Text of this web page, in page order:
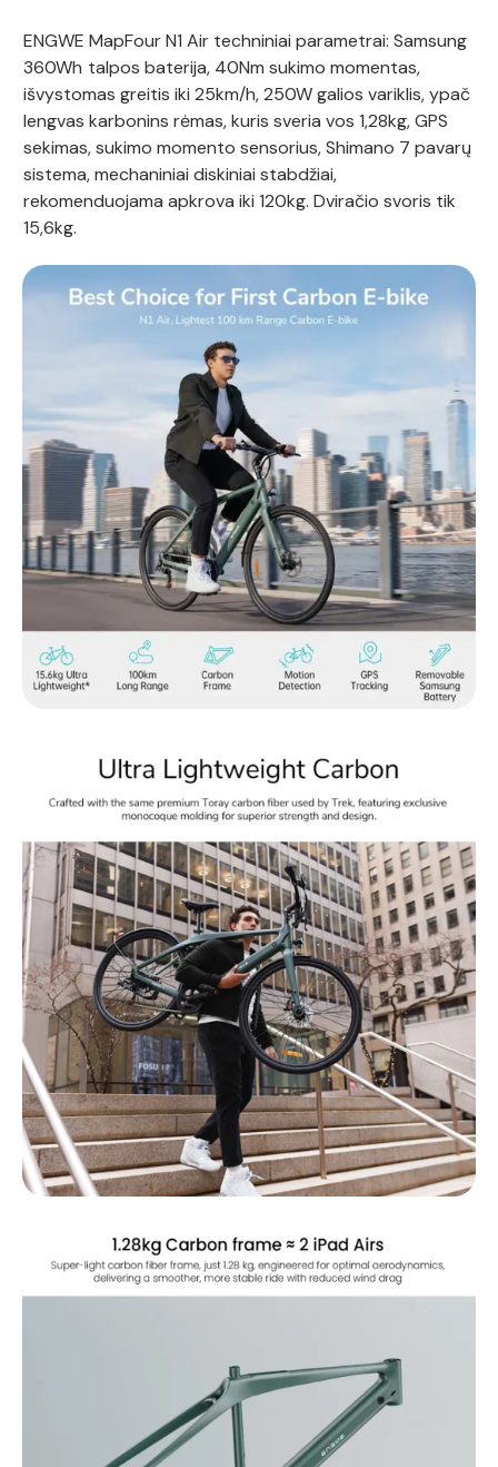
ENGWE MapFour N1 Air techniniai parametrai: Samsung
360Wh talpos baterija, 40Nm sukimo momentas,
išvystomas greitis iki 25km/h, 250W galios variklis, ypač
lengvas karbonins rėmas, kuris sveria vos 1,28kg, GPS
sekimas, sukimo momento sensorius, Shimano 7 pavarų
sistema, mechaniniai diskiniai stabdžiai,
rekomenduojama apkrova iki 120kg. Dviračio svoris tik
15,6kg.